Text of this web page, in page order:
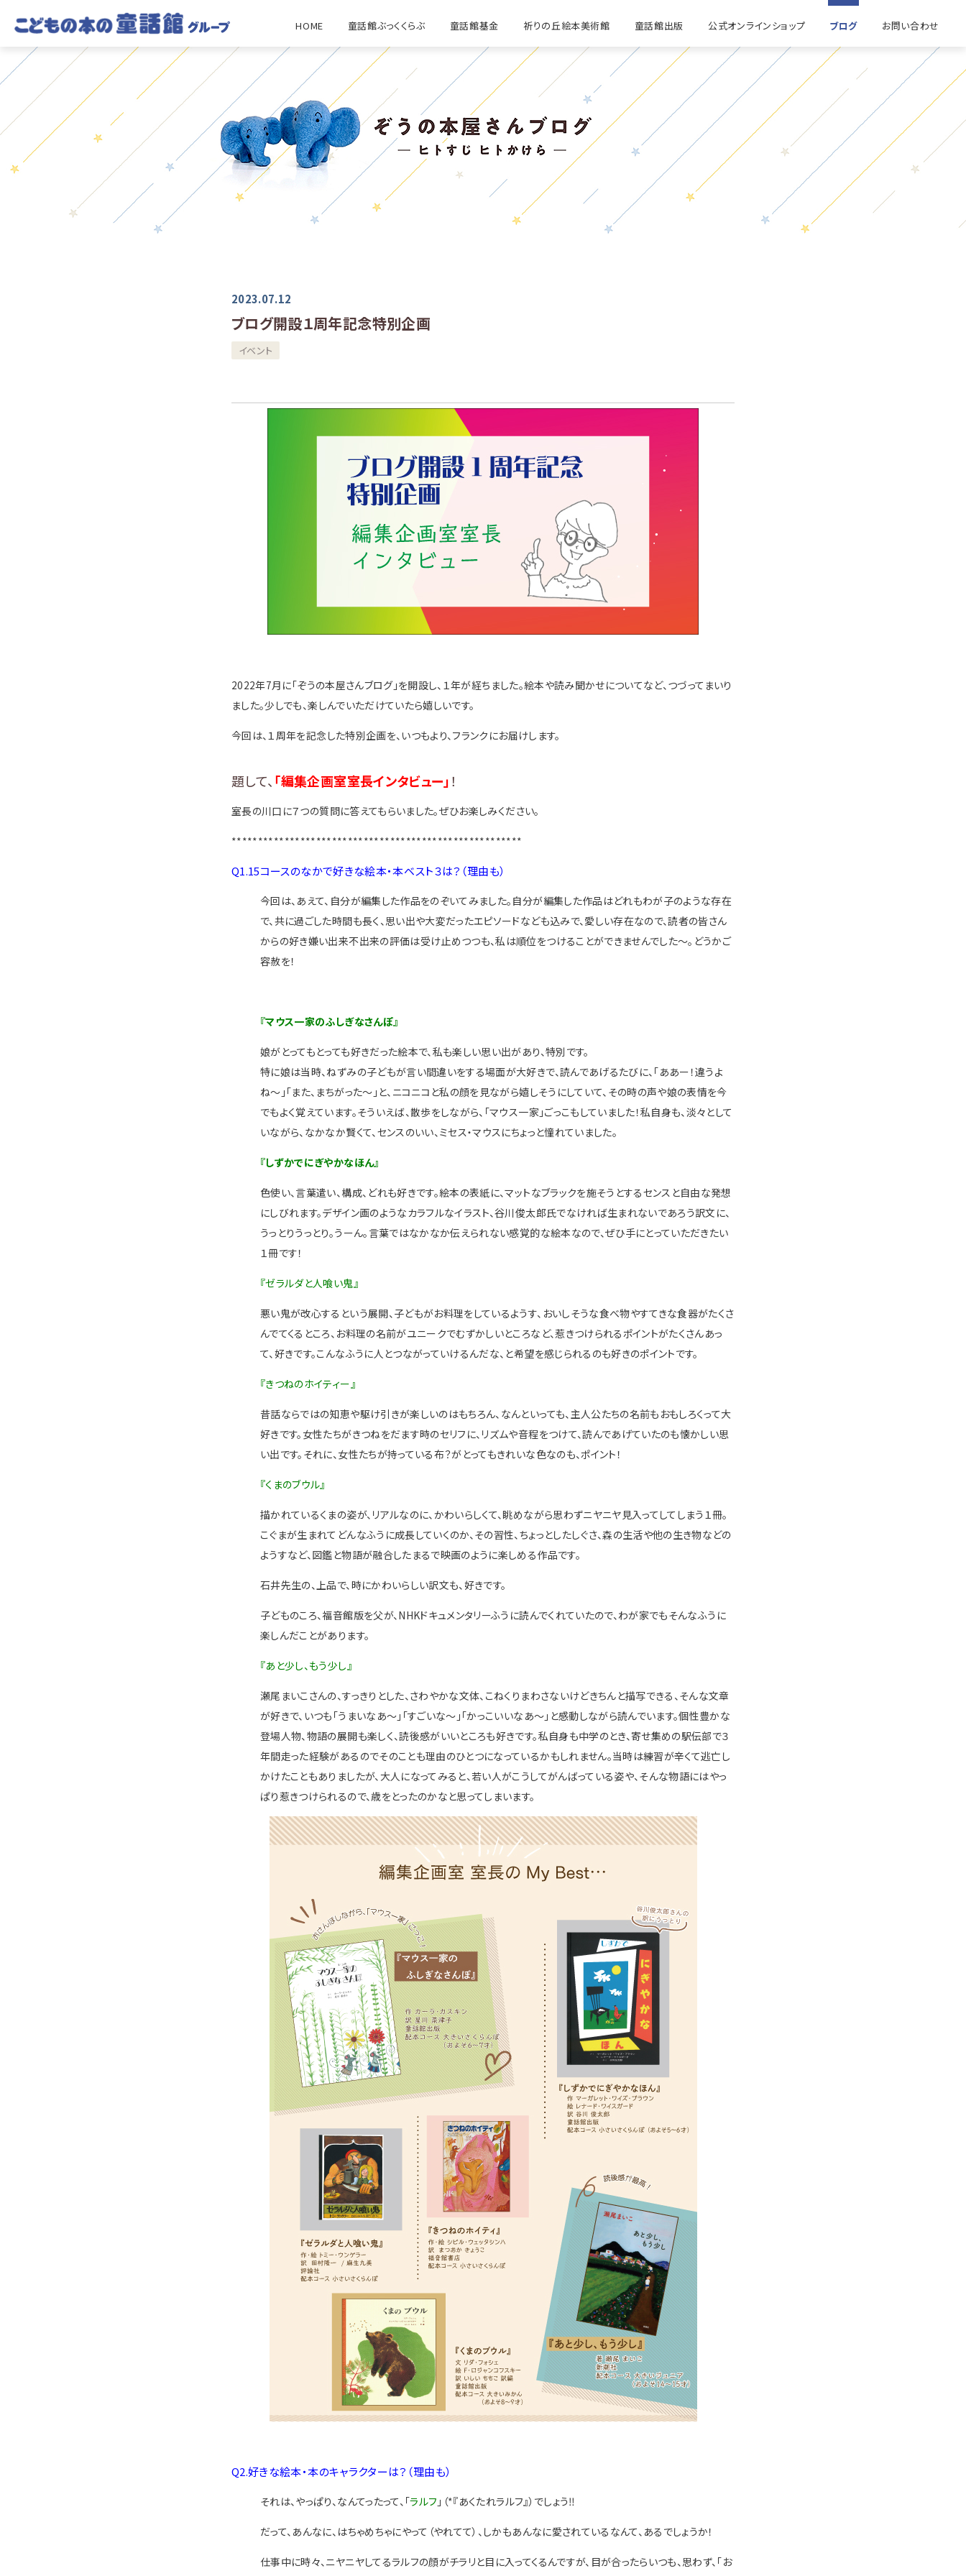
HOME 童話館ぶっくくらぶ 童話館基金 祈りの丘絵本美術館 童話館出版 公式オンラインショップ ブログ お問い合わせ
2023.07.12
ブログ開設１周年記念特別企画
イベント
2022年7月に「ぞうの本屋さんブログ」を開設し、１年が経ちました。絵本や読み聞かせについてなど、つづってまいり
ました。少しでも、楽しんでいただけていたら嬉しいです。
今回は、１周年を記念した特別企画を、いつもより、フランクにお届けします。
題して、 「編集企画室室長インタビュー」！
室長の川口に７つの質問に答えてもらいました。ぜひお楽しみください。
*******************************************************
Q1.15コースのなかで好きな絵本・本ベスト３は？（理由も）
今回は、あえて、自分が編集した作品をのぞいてみました。自分が編集した作品はどれもわが子のような存在
で、共に過ごした時間も長く、思い出や大変だったエピソードなども込みで、愛しい存在なので、読者の皆さん
からの好き嫌い出来不出来の評価は受け止めつつも、私は順位をつけることができませんでした〜。どうかご
容赦を！
『マウス一家のふしぎなさんぽ』
娘がとってもとっても好きだった絵本で、私も楽しい思い出があり、特別です。
特に娘は当時、ねずみの子どもが言い間違いをする場面が大好きで、読んであげるたびに、「ああー！違うよ
ね〜」「また、まちがった〜」と、ニコニコと私の顔を見ながら嬉しそうにしていて、その時の声や娘の表情を今
でもよく覚えています。そういえば、散歩をしながら、「マウス一家」ごっこもしていました！私自身も、淡々として
いながら、なかなか賢くて、センスのいい、ミセス・マウスにちょっと憧れていました。
『しずかでにぎやかなほん』
色使い、言葉遣い、構成、どれも好きです。絵本の表紙に、マットなブラックを施そうとするセンスと自由な発想
にしびれます。デザイン画のようなカラフルなイラスト、谷川俊太郎氏でなければ生まれないであろう訳文に、
うっとりうっとり。うーん。言葉ではなかなか伝えられない感覚的な絵本なので、ぜひ手にとっていただきたい
１冊です！
『ゼラルダと人喰い鬼』
悪い鬼が改心するという展開、子どもがお料理をしているようす、おいしそうな食べ物やすてきな食器がたくさ
んでてくるところ、お料理の名前がユニークでむずかしいところなど、惹きつけられるポイントがたくさんあっ
て、好きです。こんなふうに人とつながっていけるんだな、と希望を感じられるのも好きのポイントです。
『きつねのホイティー』
昔話ならではの知恵や駆け引きが楽しいのはもちろん、なんといっても、主人公たちの名前もおもしろくって大
好きです。女性たちがきつねをだます時のセリフに、リズムや音程をつけて、読んであげていたのも懐かしい思
い出です。それに、女性たちが持っている布？がとってもきれいな色なのも、ポイント！
『くまのブウル』
描かれているくまの姿が、リアルなのに、かわいらしくて、眺めながら思わずニヤニヤ見入ってしてしまう１冊。
こぐまが生まれてどんなふうに成長していくのか、その習性、ちょっとしたしぐさ、森の生活や他の生き物などの
ようすなど、図鑑と物語が融合したまるで映画のように楽しめる作品です。
石井先生の、上品で、時にかわいらしい訳文も、好きです。
子どものころ、福音館版を父が、NHKドキュメンタリーふうに読んでくれていたので、わが家でもそんなふうに
楽しんだことがあります。
『あと少し、もう少し』
瀬尾まいこさんの、すっきりとした、さわやかな文体、こねくりまわさないけどきちんと描写できる、そんな文章
が好きで、いつも「うまいなあ〜」「すごいな〜」「かっこいいなあ〜」と感動しながら読んでいます。個性豊かな
登場人物、物語の展開も楽しく、読後感がいいところも好きです。私自身も中学のとき、寄せ集めの駅伝部で３
年間走った経験があるのでそのことも理由のひとつになっているかもしれません。当時は練習が辛くて逃亡し
かけたこともありましたが、大人になってみると、若い人がこうしてがんばっている姿や、そんな物語にはやっ
ぱり惹きつけられるので、歳をとったのかなと思ってしまいます。
Q2.好きな絵本・本のキャラクターは？（理由も）
それは、やっぱり、なんてったって、「ラルフ 」（*『あくたれラルフ』）でしょう‼️
だって、あんなに、はちゃめちゃにやって（やれてて）、しかもあんなに愛されているなんて、あるでしょうか！
仕事中に時々、ニヤニヤしてるラルフの顔がチラリと目に入ってくるんですが、目が合ったらいつも、思わず、「お